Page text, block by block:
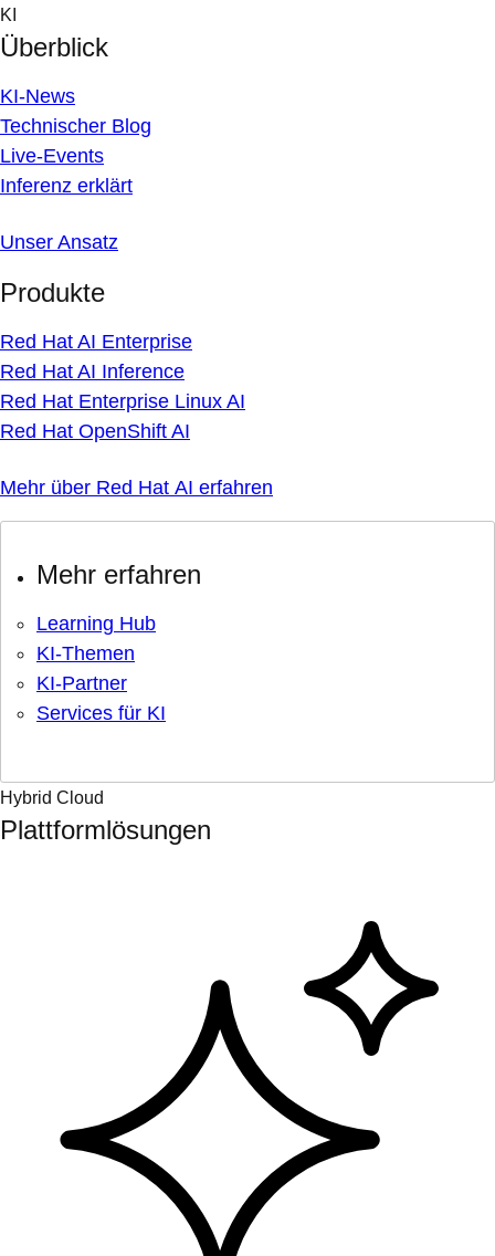
Skip
to
content
KI
Überblick
KI-News
Technischer Blog
Live-Events
Inferenz erklärt
Unser Ansatz
Produkte
Red Hat AI Enterprise
Red Hat AI Inference
Red Hat Enterprise Linux AI
Red Hat OpenShift AI
Mehr über Red Hat AI erfahren
Mehr erfahren
Learning Hub
KI-Themen
KI-Partner
Services für KI
Hybrid Cloud
Plattformlösungen